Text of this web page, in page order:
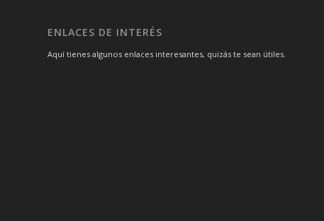
ENLACES DE INTERÉS
Aquí tienes algunos enlaces interesantes, quizás te sean útiles.